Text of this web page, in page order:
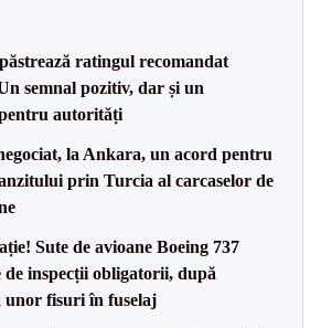
ratingul recomandat
semnal pozitiv, dar și un
autorități
la Ankara, un acord pentru
prin Turcia al carcaselor de
Sute de avioane Boeing 737
inspecții obligatorii, după
unor fisuri în fuselaj